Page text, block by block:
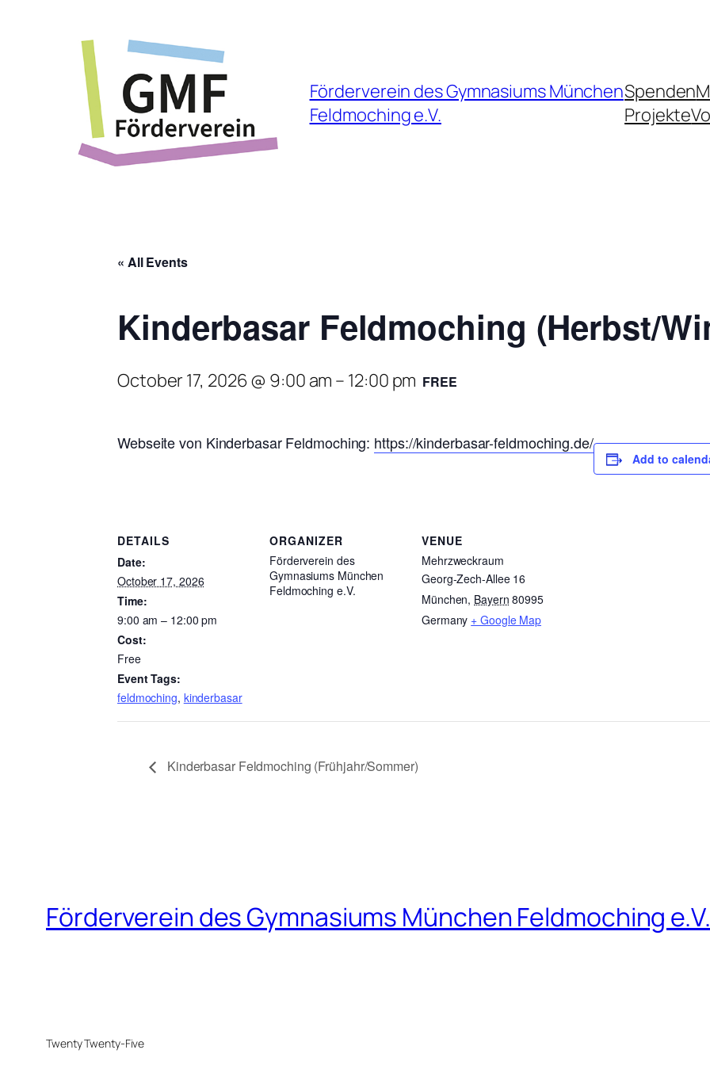
Förderverein des Gymnasiums München
Feldmoching e.V.
Spenden
Projekte
« All Events
Kinderbasar Feldmoching (Herbst/
October 17, 2026 @ 9:00 am – 12:00 pm FREE
Webseite von Kinderbasar Feldmoching: https://kinderbasar-feldmoching.de/
Add to
DETAILS
Date:
October 17, 2026
Time:
9:00 am – 12:00 pm
Cost:
Free
Event Tags:
feldmoching, kinderbasar
ORGANIZER
Förderverein des
Gymnasiums München
Feldmoching e.V.
VENUE
Mehrzweckraum
Georg-Zech-Allee 16
München, Bayern 80995
Germany + Google Map
Kinderbasar Feldmoching (Frühjahr/Sommer)
Förderverein des Gymnasiums München Feldmoching e.V.
Twenty Twenty-Five